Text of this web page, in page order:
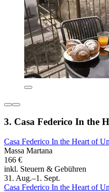
3. Casa Federico In the
Casa Federico In the Heart of
Massa Martana
166 €
inkl. Steuern & Gebühren
31. Aug.–1. Sept.
Casa Federico In the Heart of